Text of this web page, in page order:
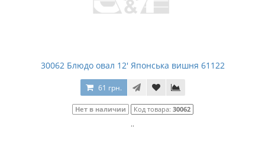
30062 Блюдо овал 12' Японська вишня 61122
61 грн.
Нет в наличии Код товара: 30062
..